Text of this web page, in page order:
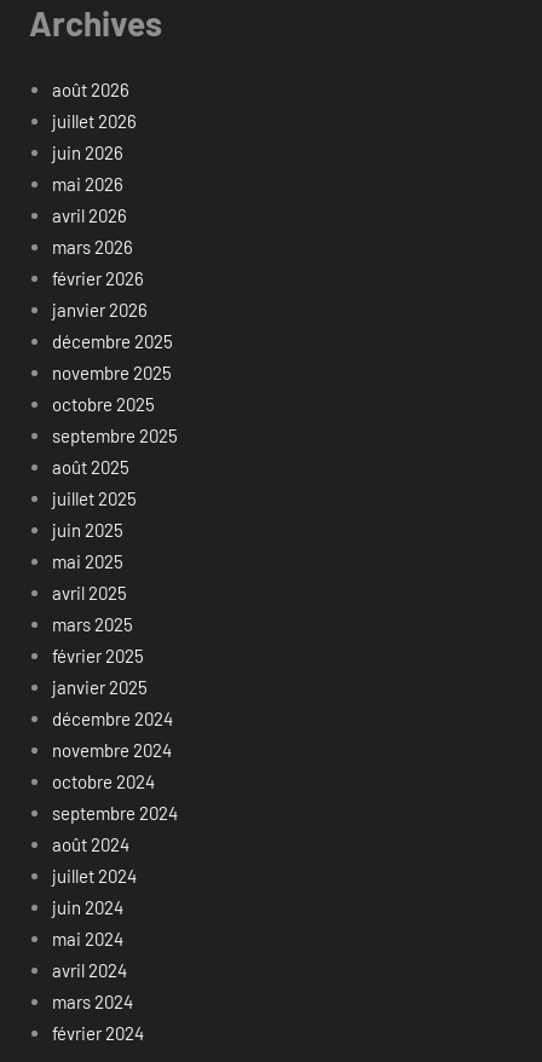
Archives
août 2026
juillet 2026
juin 2026
mai 2026
avril 2026
mars 2026
février 2026
janvier 2026
décembre 2025
novembre 2025
octobre 2025
septembre 2025
août 2025
juillet 2025
juin 2025
mai 2025
avril 2025
mars 2025
février 2025
janvier 2025
décembre 2024
novembre 2024
octobre 2024
septembre 2024
août 2024
juillet 2024
juin 2024
mai 2024
avril 2024
mars 2024
février 2024